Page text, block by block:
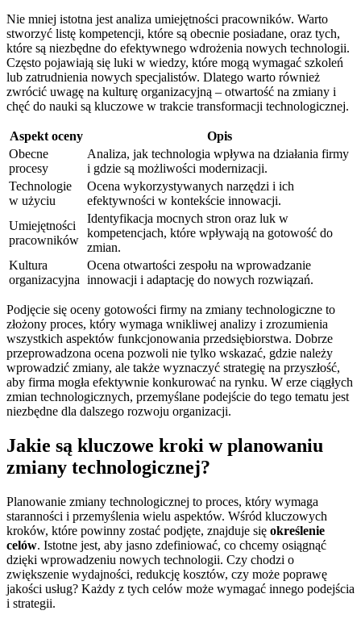
Nie mniej istotna jest analiza umiejętności pracowników. Warto
stworzyć listę kompetencji, które są obecnie posiadane, oraz tych,
które są niezbędne do efektywnego wdrożenia nowych technologii.
Często pojawiają się luki w wiedzy, które mogą wymagać szkoleń
lub zatrudnienia nowych specjalistów. Dlatego warto również
zwrócić uwagę na kulturę organizacyjną – otwartość na zmiany i
chęć do nauki są kluczowe w trakcie transformacji technologicznej.
Aspekt oceny
Opis
Obecne
procesy
Analiza, jak technologia wpływa na działania firmy
i gdzie są możliwości modernizacji.
Technologie
w użyciu
Ocena wykorzystywanych narzędzi i ich
efektywności w kontekście innowacji.
Umiejętności
pracowników
Identyfikacja mocnych stron oraz luk w
kompetencjach, które wpływają na gotowość do
zmian.
Kultura
organizacyjna
Ocena otwartości zespołu na wprowadzanie
innowacji i adaptację do nowych rozwiązań.
Podjęcie się oceny gotowości firmy na zmiany technologiczne to
złożony proces, który wymaga wnikliwej analizy i zrozumienia
wszystkich aspektów funkcjonowania przedsiębiorstwa. Dobrze
przeprowadzona ocena pozwoli nie tylko wskazać, gdzie należy
wprowadzić zmiany, ale także wyznaczyć strategię na przyszłość,
aby firma mogła efektywnie konkurować na rynku. W erze ciągłych
zmian technologicznych, przemyślane podejście do tego tematu jest
niezbędne dla dalszego rozwoju organizacji.
Jakie są kluczowe kroki w planowaniu
zmiany technologicznej?
Planowanie zmiany technologicznej to proces, który wymaga
staranności i przemyślenia wielu aspektów. Wśród kluczowych
kroków, które powinny zostać podjęte, znajduje się określenie
celów. Istotne jest, aby jasno zdefiniować, co chcemy osiągnąć
dzięki wprowadzeniu nowych technologii. Czy chodzi o
zwiększenie wydajności, redukcję kosztów, czy może poprawę
jakości usług? Każdy z tych celów może wymagać innego podejścia
i strategii.